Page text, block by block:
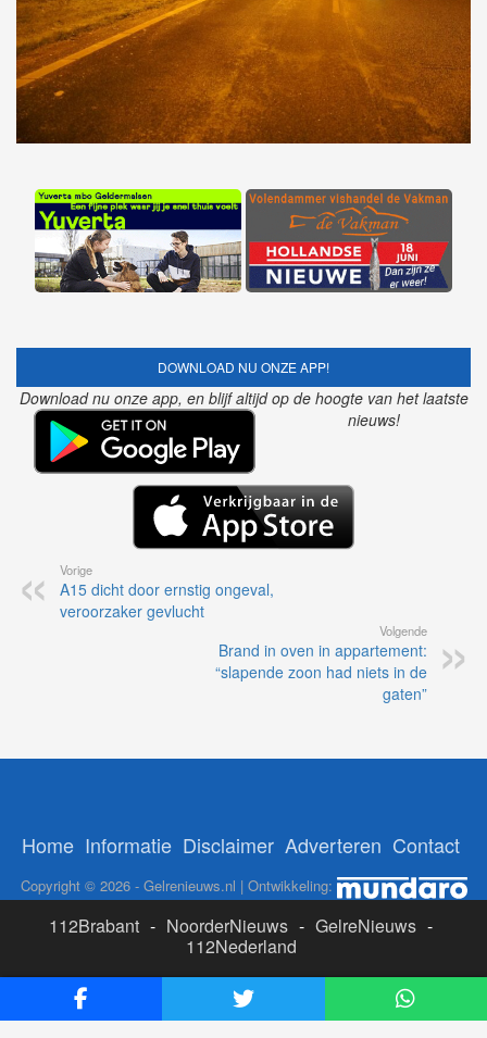
DOWNLOAD NU ONZE APP!
Download nu onze app, en blijf altijd op de hoogte van het laatste
nieuws!
Vorige
A15 dicht door ernstig ongeval,
veroorzaker gevlucht
Volgende
Brand in oven in appartement:
“slapende zoon had niets in de
gaten”
Home Informatie Disclaimer Adverteren Contact
Copyright © 2026 - Gelrenieuws.nl | Ontwikkeling:
112Brabant - NoorderNieuws - GelreNieuws -
112Nederland
ADS:
Likesbet Casino-OnlineCasinoReports.nl-